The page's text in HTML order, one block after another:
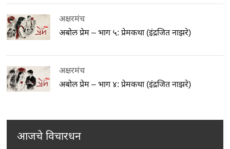
अक्षरमंच
अबोल प्रेम – भाग ५: प्रेमकथा (इंद्रजित नाझरे)
अक्षरमंच
अबोल प्रेम – भाग ४: प्रेमकथा (इंद्रजित नाझरे)
आजचे विचारधन